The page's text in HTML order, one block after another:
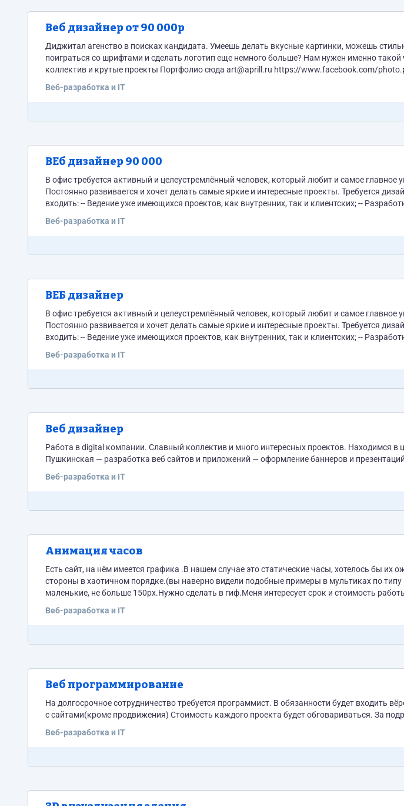
Веб дизайнер от 90 000р
Диджитал агенство в поисках кандидата. Умеешь делать вкусные картинки, можешь стильно подвигать пиксели, лучше всех
поиграться со шрифтами и сделать логотип еще немного больше? Нам нужен именно
коллектив и крутые проекты Портфолио сюда art@aprill.ru https://www.facebook.com/photo.php?
Веб-разработка и IT
ВЕб дизайнер 90 000
В офис требуется активный и целеустремлённый человек, который любит и самое главное
Постоянно развивается и хочет делать самые яркие и интересные проекты. Требуется дизайнер в обязанности которого будет
входить: -- Ведение уже имеющихся проектов, как внутренних, так и клиентских; --
информация по...
Веб-разработка и IT
ВЕБ дизайнер
В офис требуется активный и целеустремлённый человек, который любит и самое главное
Постоянно развивается и хочет делать самые яркие и интересные проекты. Требуется дизайнер в обязанности которого будет
входить: -- Ведение уже имеющихся проектов, как внутренних, так и клиентских; --
информация по...
Веб-разработка и IT
Веб дизайнер
Работа в digital компании. Славный коллектив и много интересных проектов. Находимся в
Пушкинская — разработка веб сайтов и приложений — оформление баннеров и презентаций
Веб-разработка и IT
Анимация часов
Есть сайт, на нём имеется графика .В нашем случае это статические часы, хотелось бы их
стороны в хаотичном порядке.(вы наверно видели подобные примеры в мультиках по типу
маленькие, не больше 150px.Нужно сделать в гиф.Меня интересует срок и стоимость
Веб-разработка и IT
Веб программирование
На долгосрочное сотрудничество требуется программист. В обязанности будет входить
с сайтами(кроме
Веб-разработка и IT